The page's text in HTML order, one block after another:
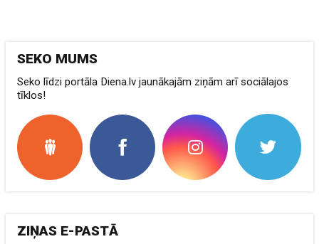
SEKO MUMS
Seko līdzi portāla Diena.lv jaunākajām ziņām arī sociālajos
tīklos!
ZIŅAS E-PASTĀ